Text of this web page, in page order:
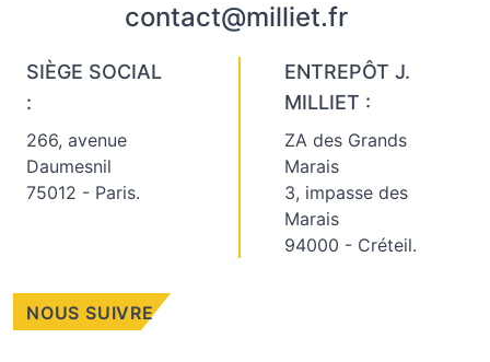
contact@milliet.fr
SIÈGE SOCIAL
:
266, avenue
Daumesnil
75012 - Paris.
ENTREPÔT J.
MILLIET :
ZA des Grands
Marais
3, impasse des
Marais
94000 - Créteil.
NOUS SUIVRE